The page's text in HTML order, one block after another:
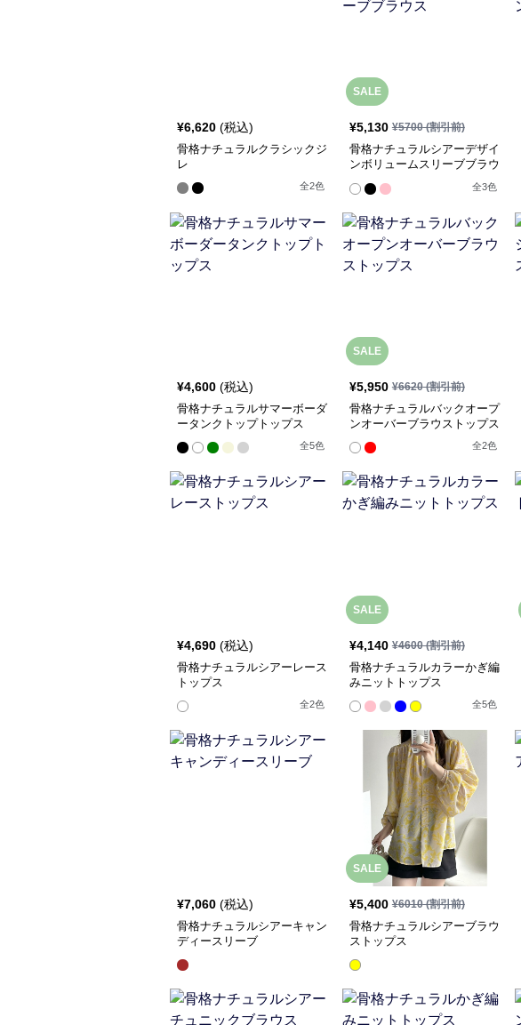
¥6,620 (税込)
骨格ナチュラルクラシックジ
レ
全2色
SALE
¥5,130 ¥5700(割引前)
骨格ナチュラルシアーデザイ
ンボリュームスリーブブラウ
全3色
¥4,600 (税込)
骨格ナチュラルサマーボーダ
ータンクトップトップス
全5色
SALE
¥5,950 ¥6620(割引前)
骨格ナチュラルバックオープ
ンオーバーブラウストップス
全2色
¥4,690 (税込)
骨格ナチュラルシアーレース
トップス
全2色
SALE
¥4,140 ¥4600(割引前)
骨格ナチュラルカラーかぎ編
みニットトップス
全5色
¥7,060 (税込)
骨格ナチュラルシアーキャン
ディースリーブ
SALE
¥5,400 ¥6010(割引前)
骨格ナチュラルシアーブラウ
ストップス